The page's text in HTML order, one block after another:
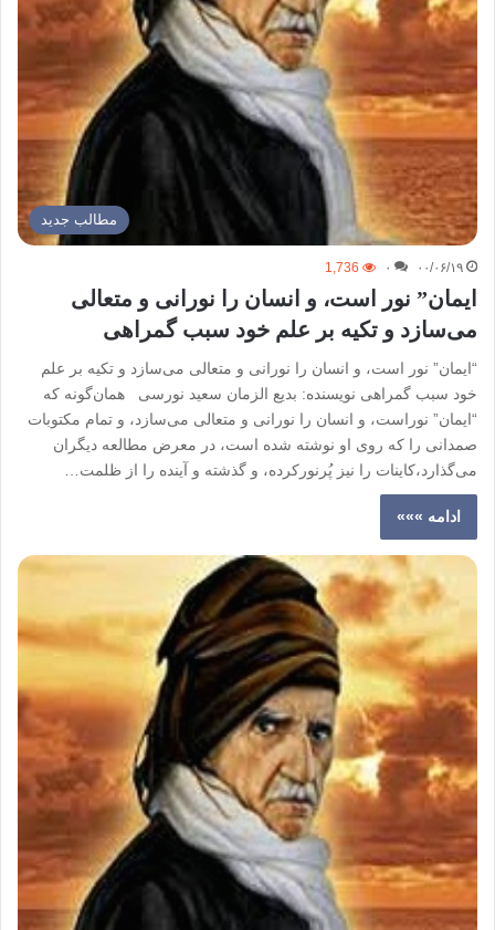
مطالب جدید
۰۰/۰۶/۱۹ ۰ 1,736
ایمان” نور است، و انسان را نورانی و متعالی
می‌سازد و تکیه بر علم خود سبب گمراهی
“ایمان” نور است، و انسان را نورانی و متعالی می‌سازد و تکیه بر علم
خود سبب گمراهی نویسنده: بدیع الزمان سعید نورسی همان‌گونه که
“ایمان” نوراست، و انسان را نورانی و متعالی می‌سازد، و تمام مکتوبات
صمدانی را که روی او نوشته شده است، در معرض مطالعه دیگران
می‌گذارد،کاینات را نیز پُرنورکرده، و گذشته و آینده را از ظلمت…
ادامه »»»